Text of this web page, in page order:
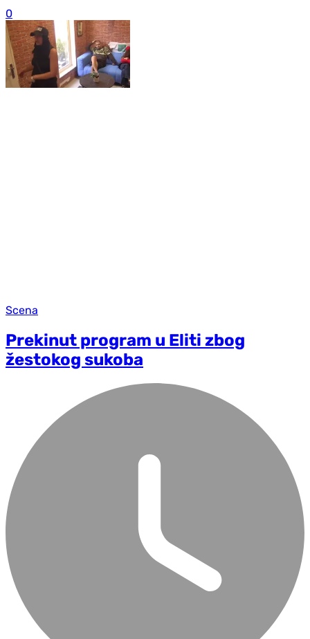
0
Scena
Prekinut program u Eliti zbog
žestokog sukoba